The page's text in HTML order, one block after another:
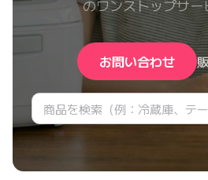
のワンストップサー
お問い合わせ